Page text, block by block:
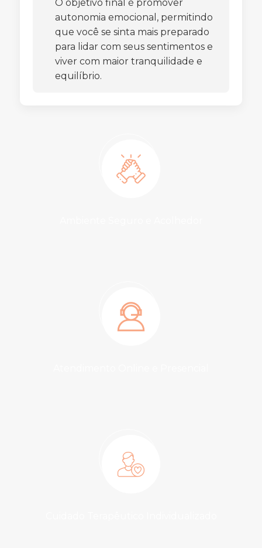
O objetivo final é promover
autonomia emocional, permitindo
que você se sinta mais preparado
para lidar com seus sentimentos e
viver com maior tranquilidade e
equilíbrio.